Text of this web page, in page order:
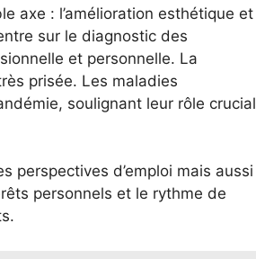
axe : l’amélioration esthétique et
sur le diagnostic des
et personnelle. La
prisée. Les maladies
soulignant leur rôle crucial
perspectives d’emploi mais aussi
personnels et le rythme de